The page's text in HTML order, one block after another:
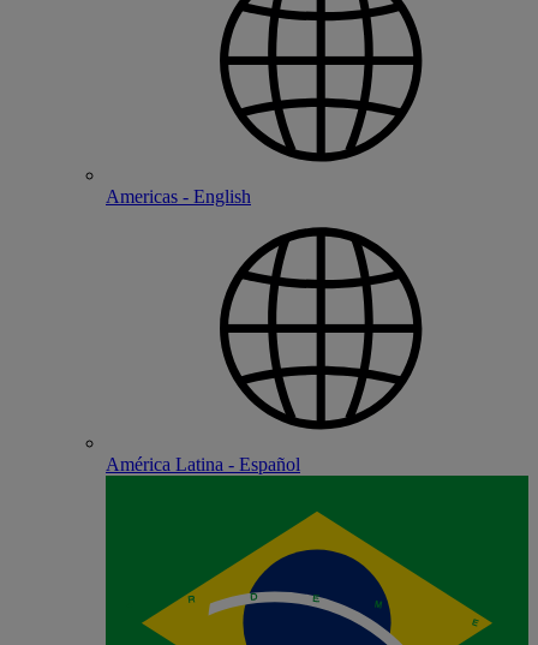
Americas - English
América Latina - Español